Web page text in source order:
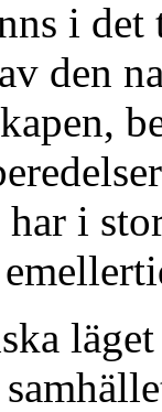
i
den
i